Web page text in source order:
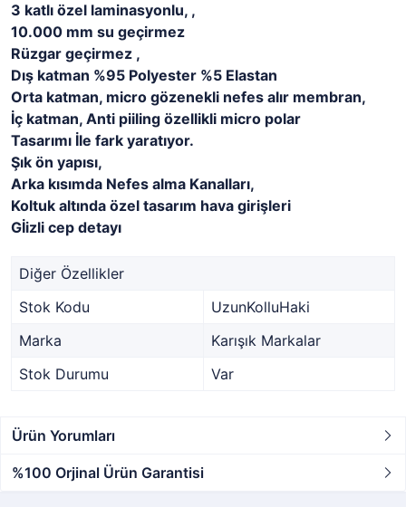
3 katlı özel laminasyonlu, ,
10.000 mm su geçirmez
Rüzgar geçirmez ,
Dış katman %95 Polyester %5 Elastan
Orta katman, micro gözenekli nefes alır membran,
İç katman, Anti piiling özellikli micro polar
Tasarımı İle fark yaratıyor.
Şık ön yapısı,
Arka kısımda Nefes alma Kanalları,
Koltuk altında özel tasarım hava girişleri
Gİizli cep detayı
Diğer Özellikler
Stok Kodu
UzunKolluHaki
Marka
Karışık Markalar
Stok Durumu
Var
Ürün Yorumları
%100 Orjinal Ürün Garantisi